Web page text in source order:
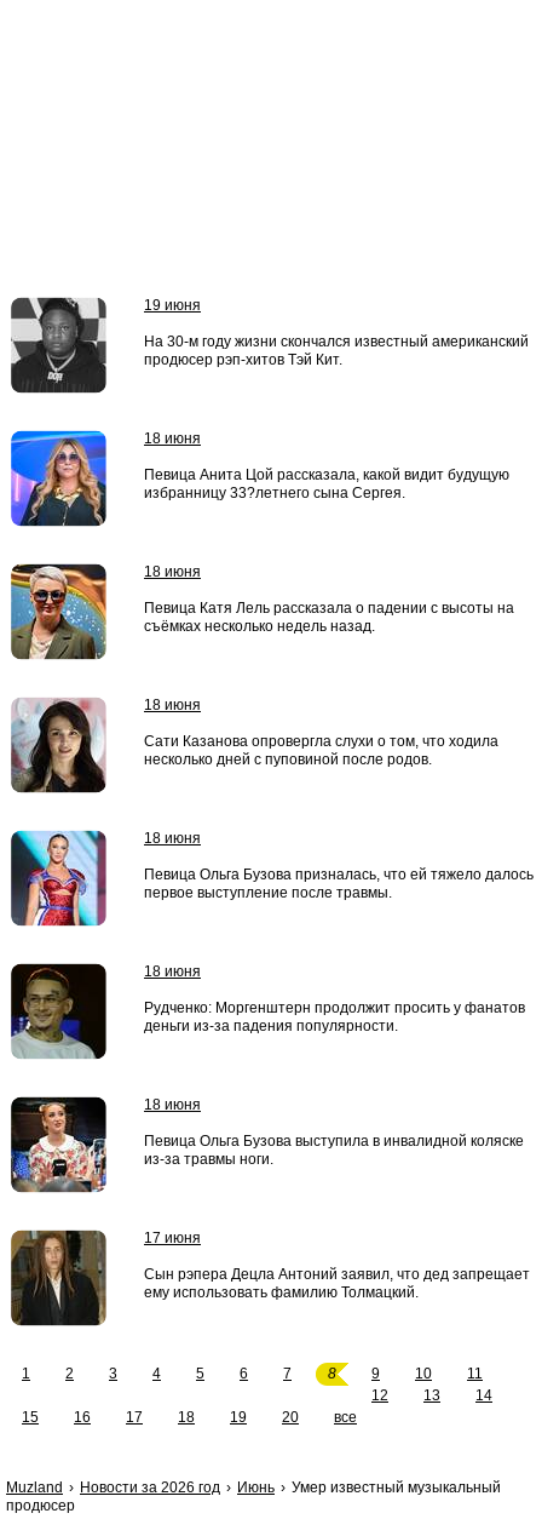
19 июня
На 30-м году жизни скончался известный американский
продюсер рэп-хитов Тэй Кит.
18 июня
Певица Анита Цой рассказала, какой видит будущую
избранницу 33?летнего сына Сергея.
18 июня
Певица Катя Лель рассказала о падении с высоты на
съёмках несколько недель назад.
18 июня
Сати Казанова опровергла слухи о том, что ходила
несколько дней с пуповиной после родов.
18 июня
Певица Ольга Бузова призналась, что ей тяжело далось
первое выступление после травмы.
18 июня
Рудченко: Моргенштерн продолжит просить у фанатов
деньги из-за падения популярности.
18 июня
Певица Ольга Бузова выступила в инвалидной коляске
из-за травмы ноги.
17 июня
Сын рэпера Децла Антоний заявил, что дед запрещает
ему использовать фамилию Толмацкий.
1 2 3 4 5 6 7 8 9 10
11
12
13
14
15
16 17 18 19 20 все
Muzland Новости за 2026 год Июнь
Умер известный музыкальный
продюсер